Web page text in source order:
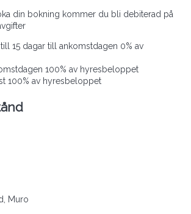
din bokning kommer du bli debiterad på
15 dagar till ankomstdagen 0% av
100% av hyresbeloppet
100% av hyresbeloppet
Muro